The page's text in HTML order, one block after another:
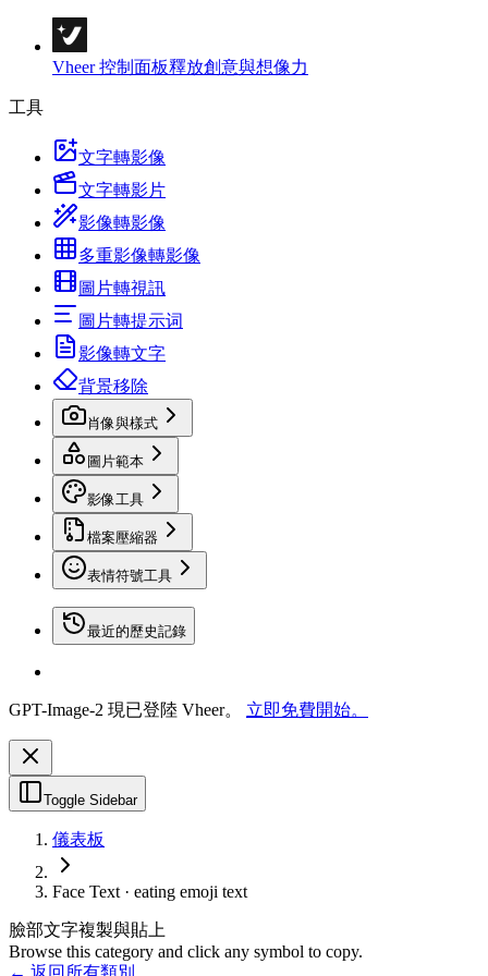
Vheer 控制面板釋放創意與想像力
工具
文字轉影像
文字轉影片
影像轉影像
多重影像轉影像
圖片轉視訊
圖片轉提示词
影像轉文字
背景移除
肖像與樣式
圖片範本
影像工具
檔案壓縮器
表情符號工具
最近的歷史記錄
GPT-Image-2 現已登陸 Vheer。 立即免費開始。
Toggle Sidebar
儀表板
Face Text · eating emoji text
臉部文字複製與貼上
Browse this category and click any symbol to copy.
← 返回所有類別